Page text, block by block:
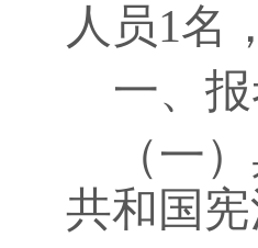
人员1名
一、
（一
共和国宪